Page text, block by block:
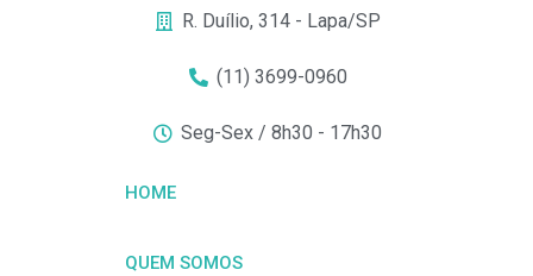
R. Duílio, 314 - Lapa/SP
(11) 3699-0960
Seg-Sex / 8h30 - 17h30
HOME
QUEM SOMOS